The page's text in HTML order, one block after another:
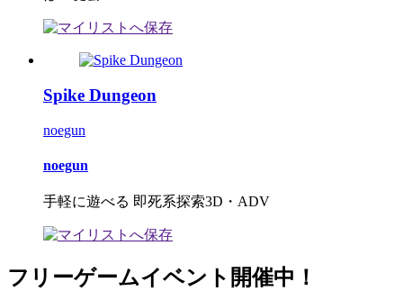
Spike Dungeon
noegun
noegun
手軽に遊べる 即死系探索3D・ADV
フリーゲームイベント開催中！